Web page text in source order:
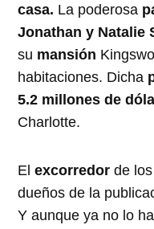
casa. La poderosa
Jonathan y Natalie
su mansión
habitaciones. Dicha
5.2 millones de
Charlotte.
Elexcorredor de los
dueños de la
Y aunque ya no lo